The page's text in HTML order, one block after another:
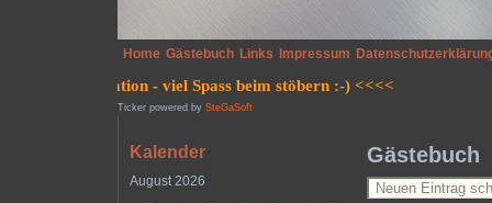
Home Gästebuch Links Impressum
Ticker powered by SteGaSoft
Kalender
August 2026
Gästebuch